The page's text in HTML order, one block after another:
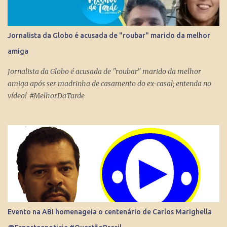
uma rádio online, blog ou mesmo perfis nas redes sociais que
levem qualquer mensagem para dezenas, centenas, milhares e até
milhões de pessoas no Brasil e no Mundo. Do dia para noite, a
Internet consegue produzir milionários, transformar anônimos
em celebridades e até criar fenômenos como Juliette, mas ai já é
Jornalista da Globo é acusada de "roubar" marido da melhor
amiga
Jornalista da Globo é acusada de "roubar" marido da melhor
amiga após ser madrinha de casamento do ex-casal; entenda no
vídeo! #MelhorDaTarde
Evento na ABI homenageia o centenário de Carlos Marighella